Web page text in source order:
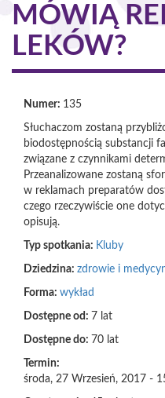
MÓWIĄ
LEKÓW?
Numer: 135
Słuchaczom zostaną
biodostępnością substancji
związane z czynnikami
Przeanalizowane zostaną
w reklamach preparatów
czego rzeczywiście one
opisują.
Typ spotkania: Kluby
Dziedzina: zdrowie i
Forma: wykład
Dostępne od: 7 lat
Dostępne do: 70 lat
Termin:
środa, 27 Wrzesień, 2017 -